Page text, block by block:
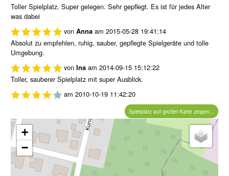
Toller Spielplatz. Super gelegen. Sehr gepflegt. Es ist für jedes Alter
was dabei
von Anna am 2015-05-28 19:41:14
Absolut zu empfehlen, ruhig, sauber, gepflegte Spielgeräte und tolle
Umgebung.
von Ina am 2014-09-15 15:12:22
Toller, sauberer Spielplatz mit super Ausblick.
am 2010-10-19 11:42:20
Spielplatz auf großer Karte zeigen...
+
−